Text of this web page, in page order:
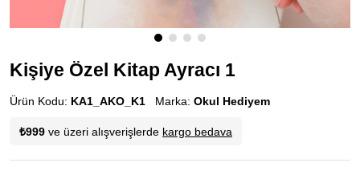
Kişiye Özel Kitap Ayracı 1
Ürün Kodu: KA1_AKO_K1 Marka: Okul Hediyem
₺999 ve üzeri alışverişlerde kargo bedava